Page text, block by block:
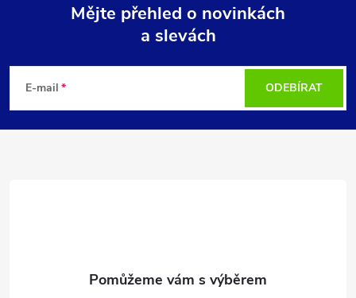
p
Mějte přehled o novinkách
a slevách
E-mail ODEBÍRAT